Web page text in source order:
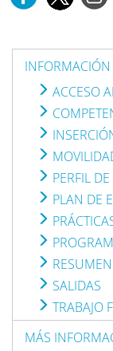
ACCESO
PERFIL
PLAN DE
SALIDAS
TRABAJO
MÁS